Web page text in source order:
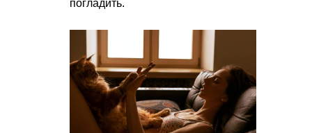
погладить.